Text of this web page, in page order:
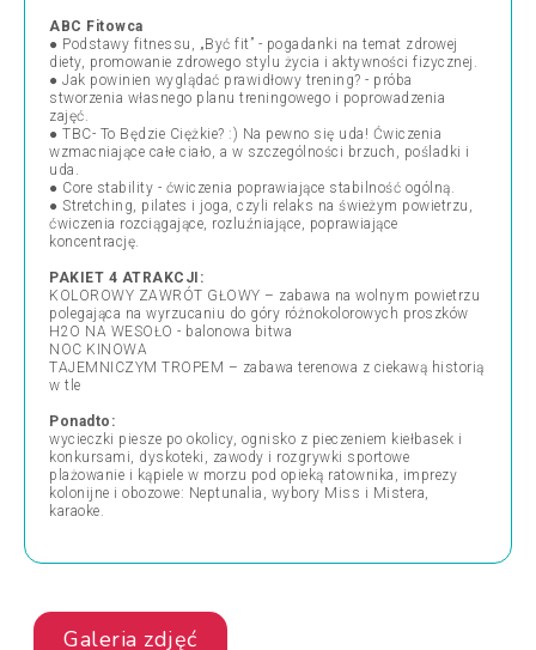
ABC Fitowca
● Podstawy fitnessu, „Być fit” - pogadanki na temat zdrowej
diety, promowanie zdrowego stylu życia i aktywności fizycznej.
● Jak powinien wyglądać prawidłowy trening? - próba
stworzenia własnego planu treningowego i poprowadzenia
zajęć.
● TBC- To Będzie Ciężkie? :) Na pewno się uda! Ćwiczenia
wzmacniające całe ciało, a w szczególności brzuch, pośladki i
uda.
● Core stability - ćwiczenia poprawiające stabilność ogólną.
● Stretching, pilates i joga, czyli relaks na świeżym powietrzu,
ćwiczenia rozciągające, rozluźniające, poprawiające
koncentrację.
PAKIET 4 ATRAKCJI:
KOLOROWY ZAWRÓT GŁOWY – zabawa na wolnym powietrzu
polegająca na wyrzucaniu do góry różnokolorowych proszków
H2O NA WESOŁO - balonowa bitwa
NOC KINOWA
TAJEMNICZYM TROPEM – zabawa terenowa z ciekawą historią
w tle
Ponadto:
wycieczki piesze po okolicy, ognisko z pieczeniem kiełbasek i
konkursami, dyskoteki, zawody i rozgrywki sportowe
plażowanie i kąpiele w morzu pod opieką ratownika, imprezy
kolonijne i obozowe: Neptunalia, wybory Miss i Mistera,
karaoke.
Galeria zdjęć